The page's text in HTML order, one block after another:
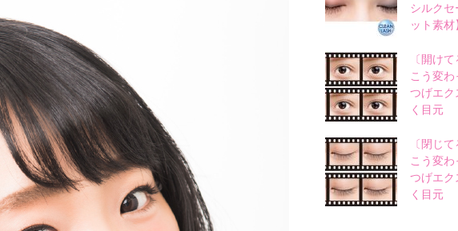
シルクセ
ット素材
〔開け
こう変わ
つげエク
く目元
〔閉じ
こう変わ
つげエク
く目元